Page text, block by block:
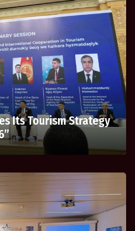
Its Tourism Strategy